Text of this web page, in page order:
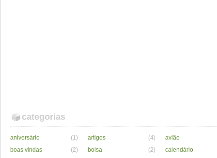
categorias
aniversário (1) artigos (4)
avião
boas vindas
(2) bolsa (2)
calendário